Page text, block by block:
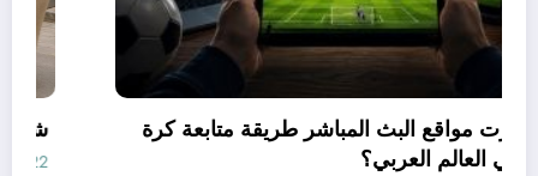
كيف غيّرت مواقع البث المباشر طريقة متابعة كرة
القدم في العالم العربي؟